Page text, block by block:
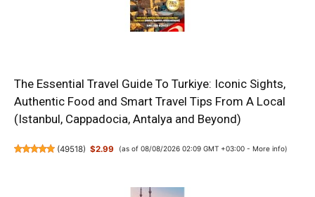
The Essential Travel Guide To Turkiye: Iconic Sights,
Authentic Food and Smart Travel Tips From A Local
(Istanbul, Cappadocia, Antalya and Beyond)
(49518) $2.99 (as of 08/08/2026 02:09 GMT +03:00 - More info)